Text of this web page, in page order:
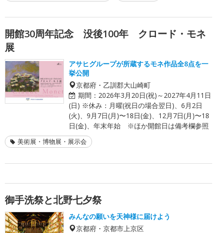
開館30周年記念 没後100年 クロード・モネ
展
アサヒグループが所蔵するモネ作品全8点を一
挙公開
京都府・乙訓郡大山崎町
期間： 2026年3月20日(祝)～2027年4月11日
(日) ※休み：月曜(祝日の場合翌日)、6月2日
(火)、9月7日(月)〜18日(金)、12月7日(月)〜18
日(金)、年末年始 ※ほか開館日は備考欄参照
美術展・博物展・展示会
御手洗祭と北野七夕祭
みんなの願いを天神様に届けよう
京都府・京都市上京区